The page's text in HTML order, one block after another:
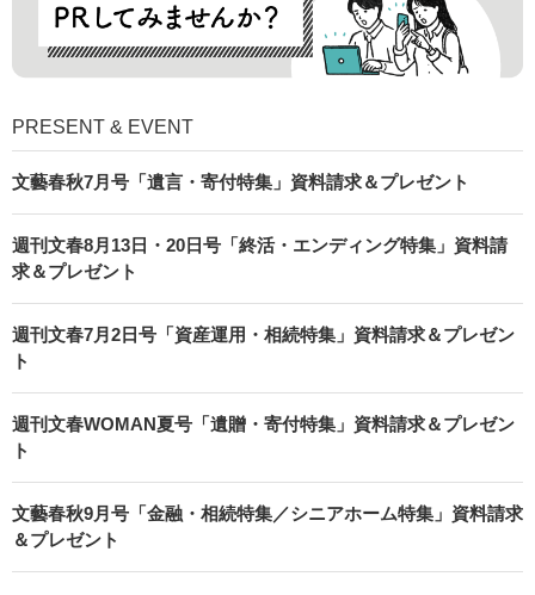
PRESENT & EVENT
文藝春秋7月号「遺言・寄付特集」資料請求＆プレゼント
週刊文春8月13日・20日号「終活・エンディング特集」資料請
求＆プレゼント
週刊文春7月2日号「資産運用・相続特集」資料請求＆プレゼン
ト
週刊文春WOMAN夏号「遺贈・寄付特集」資料請求＆プレゼン
ト
文藝春秋9月号「金融・相続特集／シニアホーム特集」資料請求
＆プレゼント